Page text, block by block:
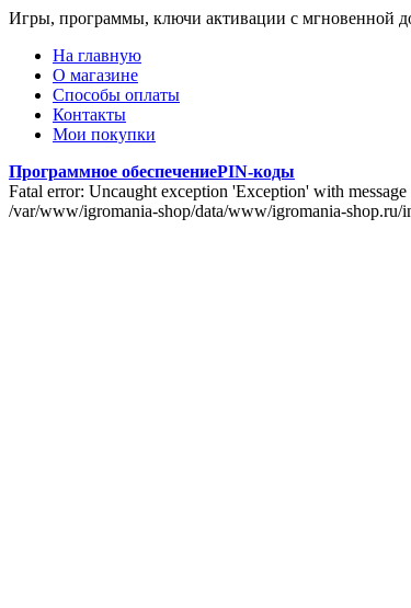
Игры, программы, ключи активации с мгновенной
На главную
О магазине
Способы оплаты
Контакты
Мои покупки
Программное обеспечениеPIN-коды
Fatal error: Uncaught exception 'Exception' with
/var/www/igromania-shop/data/www/igromania-